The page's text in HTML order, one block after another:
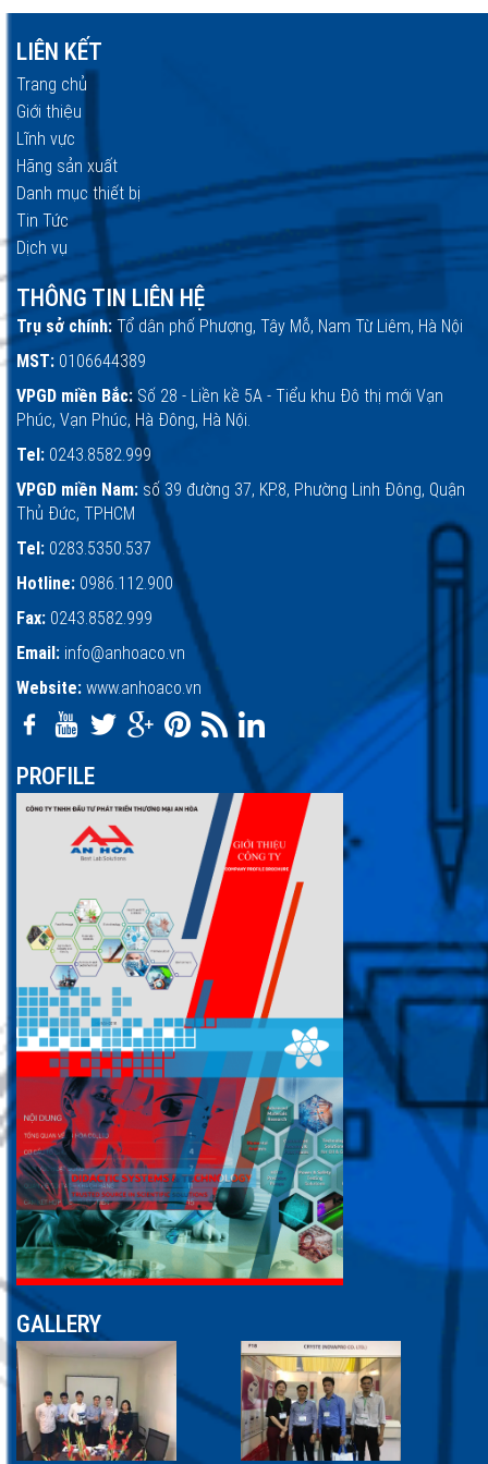
LIÊN KẾT
Trang chủ
Giới thiệu
Lĩnh vực
Hãng sản xuất
Danh mục thiết bị
Tin Tức
Dịch vụ
THÔNG TIN LIÊN HỆ
Trụ sở chính: Tổ dân phố Phượng, Tây Mỗ, Nam Từ Liêm, Hà Nội
MST: 0106644389
VPGD miền Bắc:Số 28 - Liền kề 5A - Tiểu khu Đô thị mới Vạn
Phúc, Vạn Phúc, Hà Đông, Hà Nội.
Tel: 0243.8582.999
VPGD miền Nam: số 39 đường 37, KP.8, Phường Linh Đông, Quận
Thủ Đức, TPHCM
Tel: 0283.5350.537
Hotline: 0986.112.900
Fax: 0243.8582.999
Email: info@anhoaco.vn
Website: www.anhoaco.vn
PROFILE
GALLERY